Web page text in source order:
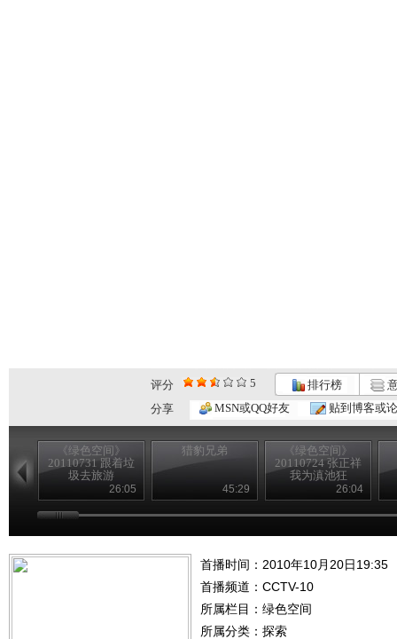
评分 5 排行榜
分享
MSN或QQ好友 贴到博客或
《绿色空间》
20110731 跟着垃
圾去旅游
26:05
猎豹兄弟
45:29
《绿色空间》
20110724 张正祥
我为滇池狂
26:04
首播时间：2010年10月20日19:35
首播频道： CCTV-10
所属栏目： 绿色空间
所属分类：探索